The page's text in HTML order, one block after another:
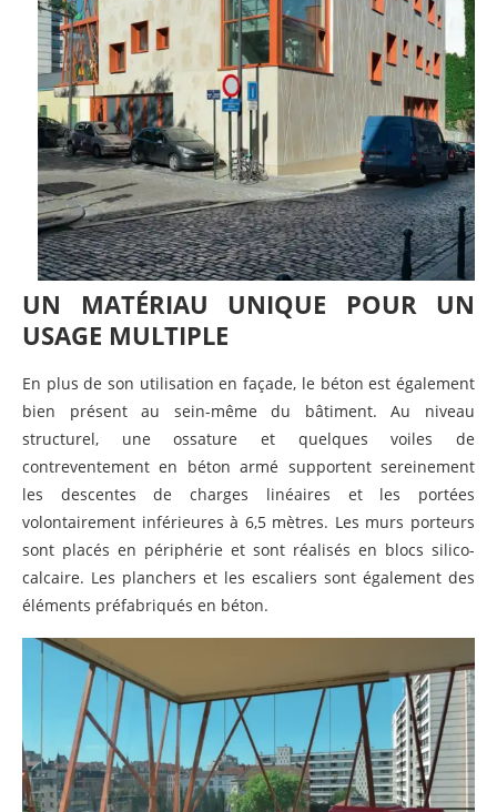
UN MATÉRIAU UNIQUE POUR UN
USAGE MULTIPLE
En plus de son utilisation en façade, le béton est également
bien présent au sein-même du bâtiment. Au niveau
structurel, une ossature et quelques voiles de
contreventement en béton armé supportent sereinement
les descentes de charges linéaires et les portées
volontairement inférieures à 6,5 mètres. Les murs porteurs
sont placés en périphérie et sont réalisés en blocs silico-
calcaire. Les planchers et les escaliers sont également des
éléments préfabriqués en béton.